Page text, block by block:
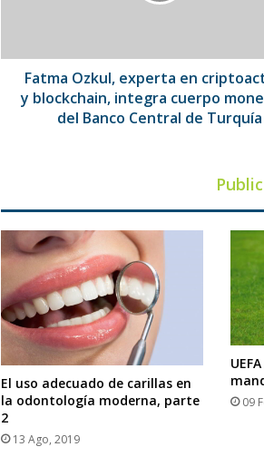
cuerpo
monetario
Fatma Ozkul, experta en
y blockchain, integra cuerpo
del Banco Central de Turquía
El uso adecuado de carillas en
la odontología moderna, parte
2
13 Ago, 2019
09